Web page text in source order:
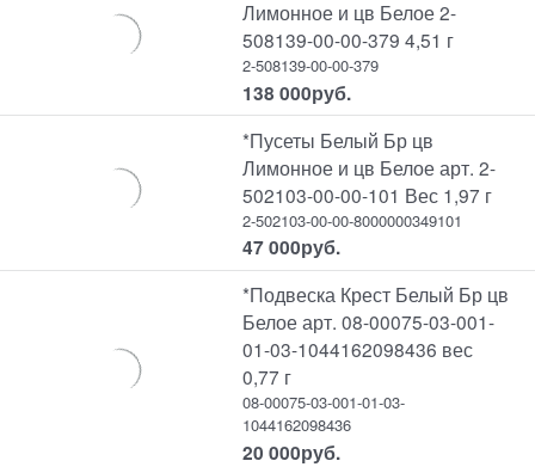
Лимонное и цв Белое 2-
508139-00-00-379 4,51 г
2-508139-00-00-379
138 000руб.
*Пусеты Белый Бр цв
Лимонное и цв Белое арт. 2-
502103-00-00-101 Вес 1,97 г
2-502103-00-00-8000000349101
47 000руб.
*Подвеска Крест Белый Бр цв
Белое арт. 08-00075-03-001-
01-03-1044162098436 вес
0,77 г
08-00075-03-001-01-03-
1044162098436
20 000руб.